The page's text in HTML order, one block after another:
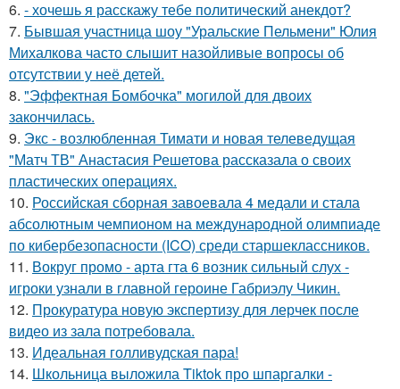
6. - хочешь я расскажу тебе политический анекдот?
7. Бывшая участница шоу "Уральские Пельмени" Юлия
Михалкова часто слышит назойливые вопросы об
отсутствии у неё детей.
8. "Эффектная Бомбочка" могилой для двоих
закончилась.
9. Экс - возлюбленная Тимати и новая телеведущая
"Матч ТВ" Анастасия Решетова рассказала о своих
пластических операциях.
10. Российская сборная завоевала 4 медали и стала
абсолютным чемпионом на международной олимпиаде
по кибербезопасности (ICO) среди старшеклассников.
11. Вокруг промо - арта гта 6 возник сильный слух -
игроки узнали в главной героине Габриэлу Чикин.
12. Прокуратура новую экспертизу для лерчек после
видео из зала потребовала.
13. Идеальная голливудская пара!
14. Школьница выложила Tiktok про шпаргалки -